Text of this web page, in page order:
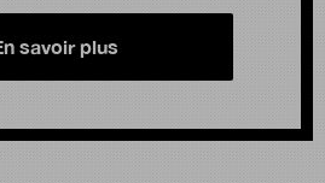
savoir plus